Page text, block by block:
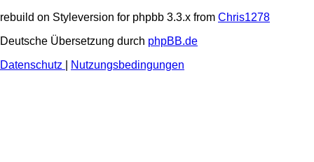
rebuild on Styleversion for phpbb 3.3.x from Chris1278
Deutsche Übersetzung durch phpBB.de
Datenschutz
Nutzungsbedingungen